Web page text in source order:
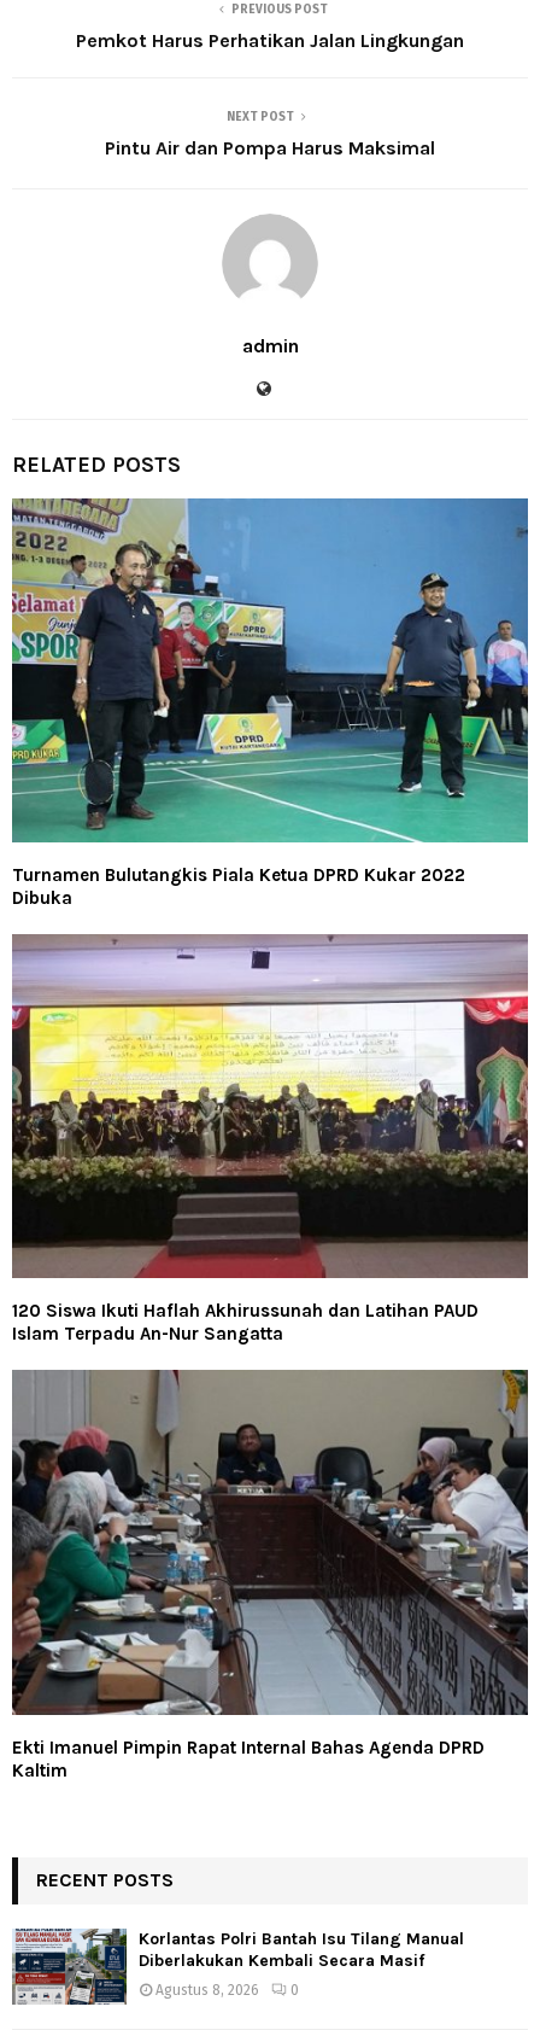
PREVIOUS POST
Pemkot Harus Perhatikan Jalan Lingkungan
NEXT POST
Pintu Air dan Pompa Harus Maksimal
admin
RELATED POSTS
Turnamen Bulutangkis Piala Ketua DPRD Kukar 2022
Dibuka
120 Siswa Ikuti Haflah Akhirussunah dan Latihan PAUD
Islam Terpadu An-Nur Sangatta
Ekti Imanuel Pimpin Rapat Internal Bahas Agenda DPRD
Kaltim
RECENT POSTS
Korlantas Polri Bantah Isu Tilang Manual
Diberlakukan Kembali Secara Masif
Agustus 8, 2026 0